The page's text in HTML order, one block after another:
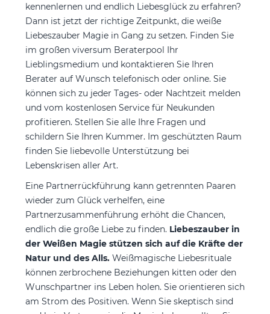
kennenlernen und endlich Liebesglück zu erfahren?
Dann ist jetzt der richtige Zeitpunkt, die weiße
Liebeszauber Magie in Gang zu setzen. Finden Sie
im großen viversum Beraterpool Ihr
Lieblingsmedium und kontaktieren Sie Ihren
Berater auf Wunsch telefonisch oder online. Sie
können sich zu jeder Tages- oder Nachtzeit melden
und vom kostenlosen Service für Neukunden
profitieren. Stellen Sie alle Ihre Fragen und
schildern Sie Ihren Kummer. Im geschützten Raum
finden Sie liebevolle Unterstützung bei
Lebenskrisen aller Art.
Eine Partnerrückführung kann getrennten Paaren
wieder zum Glück verhelfen, eine
Partnerzusammenführung erhöht die Chancen,
endlich die große Liebe zu finden. Liebeszauber in
der Weißen Magie stützen sich auf die Kräfte der
Natur und des Alls. Weißmagische Liebesrituale
können zerbrochene Beziehungen kitten oder den
Wunschpartner ins Leben holen. Sie orientieren sich
am Strom des Positiven. Wenn Sie skeptisch sind